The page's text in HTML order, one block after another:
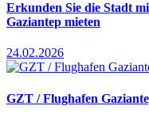
Erkunden Sie die Stadt
Gaziantep mieten
24.02.2026
GZT / Flughafen